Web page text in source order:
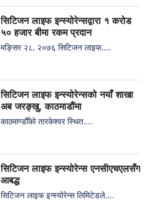
सिटिजन लाइफ इन्स्योरेन्सद्वारा १ करोड
५० हजार बीमा रकम प्रदान
मङ्सिर २८, २०७६ सिटिजन लाइफ....
सिटिजन लाइफ इन्स्योरेन्सको नयाँ शाखा
अब जरङ्खु, काठमाडौंमा
काठमाण्डौँको तारकेश्वर स्थित....
सिटिजन लाइफ इन्स्योरेन्स एनसीएचएलसँग
आबद्ध
सिटिजन लाइफ इन्स्योरेन्स लिमिटेडले....